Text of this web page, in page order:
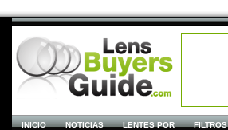
INICIO NOTICIAS LENTES POR FILTROS